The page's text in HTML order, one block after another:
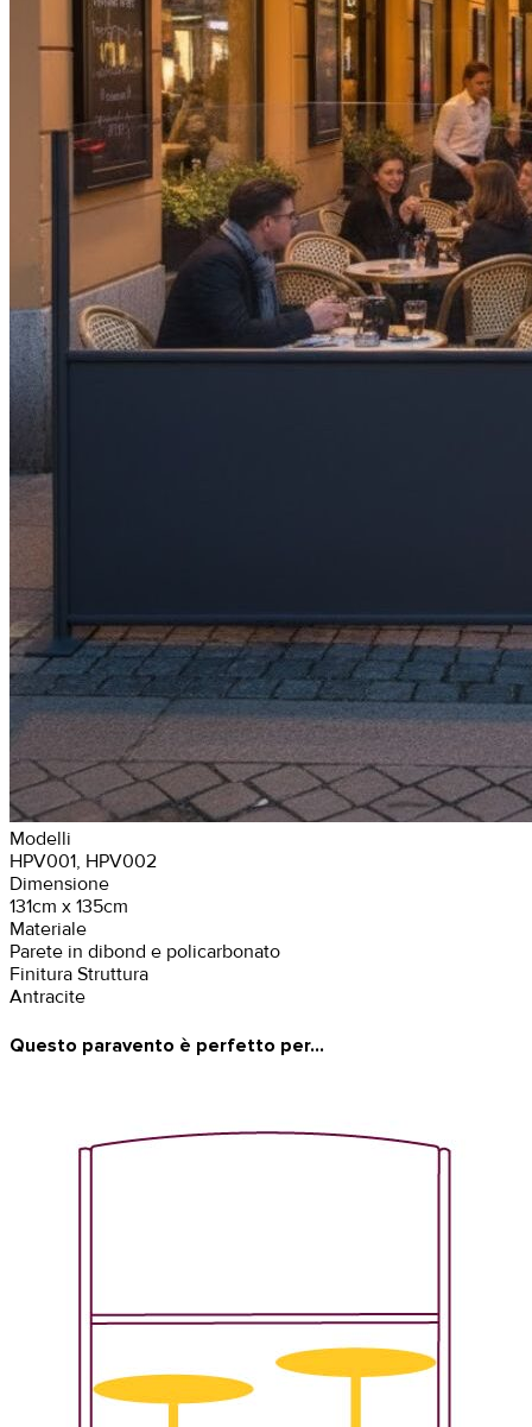
Modelli
HPV001, HPV002
Dimensione
131cm x 135cm
Materiale
Parete in dibond e policarbonato
Finitura Struttura
Antracite
Questo paravento è perfetto per...